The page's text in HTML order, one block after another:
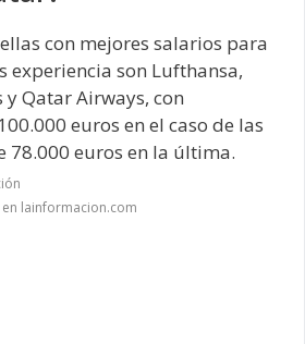
con mejores salarios para
experiencia son Lufthansa,
Qatar Airways, con
euros en el caso de las
78.000 euros en la última.
lainformacion.com